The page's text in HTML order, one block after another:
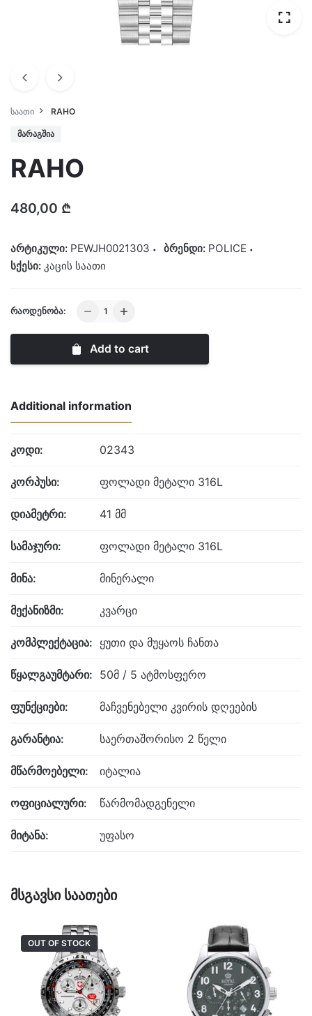
ᲡᲐᲐᲗᲘ RAHO
ᲛᲐᲠᲐᲒᲨᲘᲐ
RAHO
480,00 ₾
არტიკული: PEWJH0021303 ბრენდი: POLICE
სქესი: კაცის საათი
ᲠᲐᲝᲓᲔᲜᲝᲑᲐ:
RAHO
Add to cart
Additional information
კოდი: 02343
კორპუსი: ფოლადი მეტალი 316L
დიამეტრი: 41 მმ
სამაჯური: ფოლადი მეტალი 316L
მინა: მინერალი
მექანიზმი: კვარცი
კომპლექტაცია: ყუთი და მუყაოს ჩანთა
წყალგაუმტარი: 50მ / 5 ატმოსფერო
ფუნქციები: მაჩვენებელი კვირის დღეების
გარანტია: საერთაშორისო 2 წელი
მწარმოებელი: იტალია
ოფიციალური: წარმომადგენელი
მიტანა: უფასო
მსგავსი საათები
OUT OF STOCK